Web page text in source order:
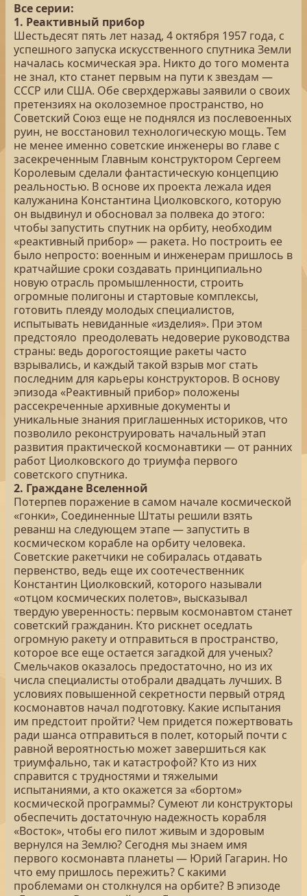
Все серии:
1. Реактивный прибор
Шестьдесят пять лет назад, 4 октября 1957 года, с
успешного запуска искусственного спутника Земли
началась космическая эра. Никто до того момента
не знал, кто станет первым на пути к звездам —
СССР или США. Обе сверхдержавы заявили о своих
претензиях на околоземное пространство, но
Советский Союз еще не поднялся из послевоенных
руин, не восстановил технологическую мощь. Тем
не менее именно советские инженеры во главе с
засекреченным Главным конструктором Сергеем
Королевым сделали фантастическую концепцию
реальностью. В основе их проекта лежала идея
калужанина Константина Циолковского, которую
он выдвинул и обосновал за полвека до этого:
чтобы запустить спутник на орбиту, необходим
«реактивный прибор» — ракета. Но построить ее
было непросто: военным и инженерам пришлось в
кратчайшие сроки создавать принципиально
новую отрасль промышленности, строить
огромные полигоны и стартовые комплексы,
готовить плеяду молодых специалистов,
испытывать невиданные «изделия». При этом
предстояло преодолевать недоверие руководства
страны: ведь дорогостоящие ракеты часто
взрывались, и каждый такой взрыв мог стать
последним для карьеры конструкторов. В основу
эпизода «Реактивный прибор» положены
рассекреченные архивные документы и
уникальные знания приглашенных историков, что
позволило реконструировать начальный этап
развития практической космонавтики — от ранних
работ Циолковского до триумфа первого
советского спутника.
2. Граждане Вселенной
Потерпев поражение в самом начале космической
«гонки», Соединенные Штаты решили взять
реванш на следующем этапе — запустить в
космическом корабле на орбиту человека.
Советские ракетчики не собиралась отдавать
первенство, ведь еще их соотечественник
Константин Циолковский, которого называли
«отцом космических полетов», высказывал
твердую уверенность: первым космонавтом станет
советский гражданин. Кто рискнет оседлать
огромную ракету и отправиться в пространство,
которое все еще остается загадкой для ученых?
Смельчаков оказалось предостаточно, но из их
числа специалисты отобрали двадцать лучших. В
условиях повышенной секретности первый отряд
космонавтов начал подготовку. Какие испытания
им предстоит пройти? Чем придется пожертвовать
ради шанса отправиться в полет, который почти с
равной вероятностью может завершиться как
триумфально, так и катастрофой? Кто из них
справится с трудностями и тяжелыми
испытаниями, а кто окажется за «бортом»
космической программы? Сумеют ли конструкторы
обеспечить достаточную надежность корабля
«Восток», чтобы его пилот живым и здоровым
вернулся на Землю? Сегодня мы знаем имя
первого космонавта планеты — Юрий Гагарин. Но
что ему пришлось пережить? С какими
проблемами он столкнулся на орбите? В эпизоде